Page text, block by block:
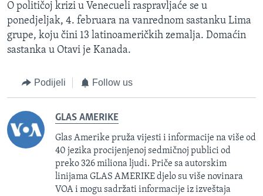
O političoj krizi u Venecueli raspravljaće se u
ponedjeljak, 4. februara na vanrednom sastanku Lima
grupe, koju čini 13 latinoameričkih zemalja. Domaćin
sastanka u Otavi je Kanada.
Podijeli Follow us
GLAS AMERIKE
Glas Amerike pruža vijesti i informacije na više od
40 jezika procijenjenoj sedmičnoj publici od
preko 326 miliona ljudi. Priče sa autorskim
linijama GLAS AMERIKE djelo su više novinara
VOA i mogu sadržati informacije iz izveštaja